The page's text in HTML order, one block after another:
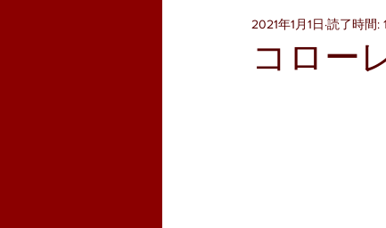
オススメコミック 最新入
コロー
2021年1月1日 読了時間: